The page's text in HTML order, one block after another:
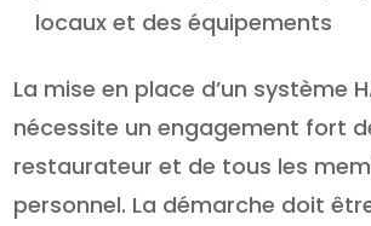
locaux et des équipements
La mise en place d’un système
nécessite un engagement fort
restaurateur et de tous les
personnel. La démarche doit